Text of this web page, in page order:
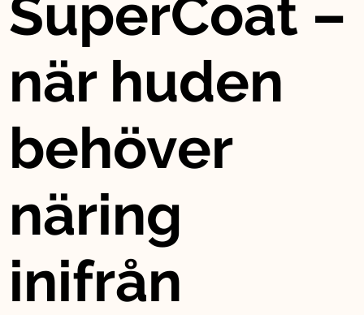
SuperCoat –
när huden
behöver
näring
inifrån